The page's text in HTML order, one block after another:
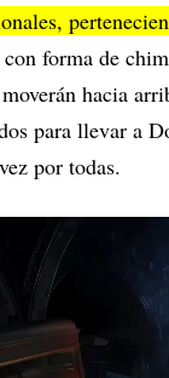
forma de
hacia
para llevar a
por todas.